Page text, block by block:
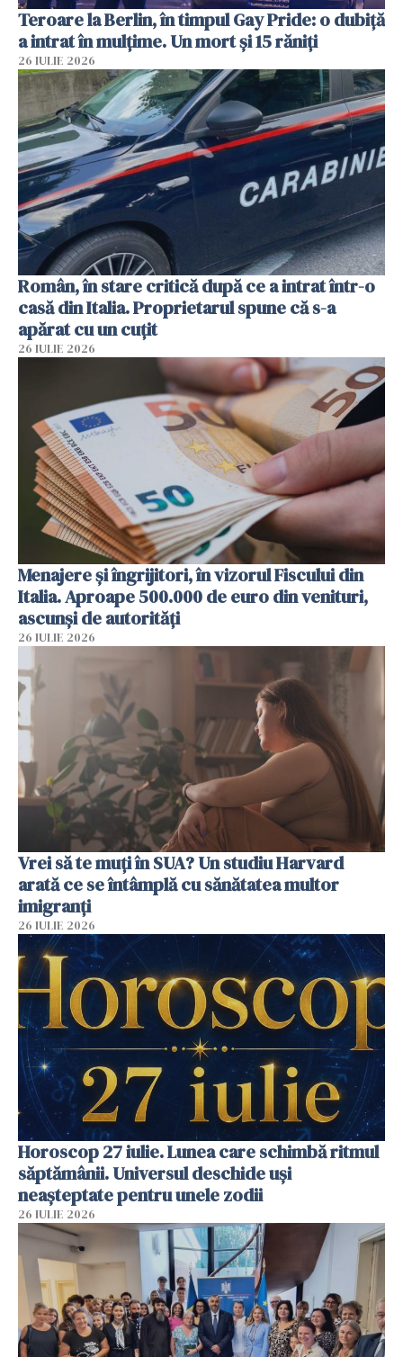
Teroare la Berlin, în timpul Gay Pride: o dubiță
a intrat în mulțime. Un mort și 15 răniți
26 IULIE 2026
Român, în stare critică după ce a intrat într-o
casă din Italia. Proprietarul spune că s-a
apărat cu un cuțit
26 IULIE 2026
Menajere și îngrijitori, în vizorul Fiscului din
Italia. Aproape 500.000 de euro din venituri,
ascunși de autorități
26 IULIE 2026
Vrei să te muți în SUA? Un studiu Harvard
arată ce se întâmplă cu sănătatea multor
imigranți
26 IULIE 2026
Horoscop 27 iulie. Lunea care schimbă ritmul
săptămânii. Universul deschide uși
neașteptate pentru unele zodii
26 IULIE 2026